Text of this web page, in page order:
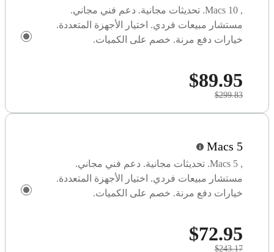
, 10 Macs. تحديثات مجانية. دعم فني مجاني.
مستشار مبيعات فردي. اختيار الأجهزة المتعددة.
خيارات دفع مرنة. خصم على الكميات.
$89.95
$299.83
5 Macs
, 5 Macs. تحديثات مجانية. دعم فني مجاني.
مستشار مبيعات فردي. اختيار الأجهزة المتعددة.
خيارات دفع مرنة. خصم على الكميات.
$72.95
$243.17